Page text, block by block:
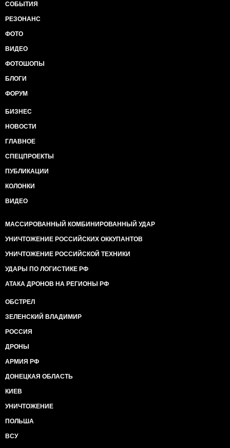
СОБЫТИЯ
РЕЗОНАНС
ФОТО
ВИДЕО
ФОТОШОПЫ
БЛОГИ
ФОРУМ
БИЗНЕС
НОВОСТИ
ГЛАВНОЕ
СПЕЦПРОЕКТЫ
ПУБЛИКАЦИИ
КОЛОНКИ
ВИДЕО
МАССИРОВАННЫЙ КОМБИНИРОВАННЫЙ УДАР
УНИЧТОЖЕНИЕ РОССИЙСКИХ ОККУПАНТОВ
УНИЧТОЖЕНИЕ РОССИЙСКОЙ ТЕХНИКИ
УДАРЫ ПО ЛОГИСТИКЕ РФ
АТАКА ДРОНОВ НА РЕГИОНЫ РФ
ОБСТРЕЛ
ЗЕЛЕНСКИЙ ВЛАДИМИР
РОССИЯ
ДРОНЫ
АРМИЯ РФ
ДОНЕЦКАЯ ОБЛАСТЬ
КИЕВ
УНИЧТОЖЕНИЕ
ПОЛЬША
ВСУ